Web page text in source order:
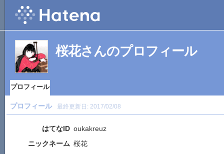
桜花さんのプロフィール
プロフィール
プロフィール 最終更新日: 2017/02/08
はてなID oukakreuz
ニックネーム 桜花